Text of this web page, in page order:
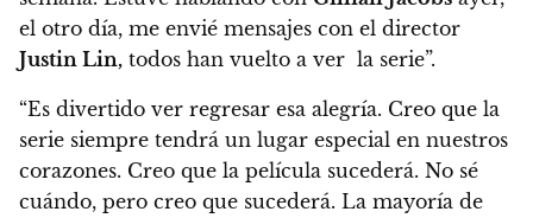
el otro día, me envié mensajes con el director
Justin Lin, todos han vuelto a ver la serie”.
“Es divertido ver regresar esa alegría. Creo que la
serie siempre tendrá un lugar especial en nuestros
corazones. Creo que la película sucederá. No sé
cuándo, pero creo que sucederá. La mayoría de